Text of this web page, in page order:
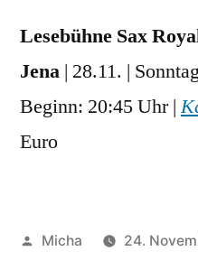
Lesebühne Sax
Jena | 28.11. |
Beginn: 20:45 Uhr |
Euro
Veröffentlicht
Micha 24.